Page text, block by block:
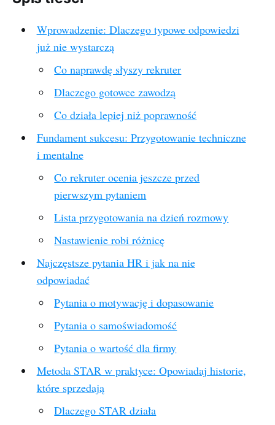
Wprowadzenie: Dlaczego typowe odpowiedzi
już nie wystarczą
Co naprawdę słyszy rekruter
Dlaczego gotowce zawodzą
Co działa lepiej niż poprawność
Fundament sukcesu: Przygotowanie techniczne
i mentalne
Co rekruter ocenia jeszcze przed
pierwszym pytaniem
Lista przygotowania na dzień rozmowy
Nastawienie robi różnicę
Najczęstsze pytania HR i jak na nie
odpowiadać
Pytania o motywację i dopasowanie
Pytania o samoświadomość
Pytania o wartość dla firmy
Metoda STAR w praktyce: Opowiadaj historie,
które sprzedają
Dlaczego STAR działa